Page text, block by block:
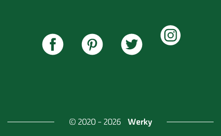
© 2020 - 2026 Werky